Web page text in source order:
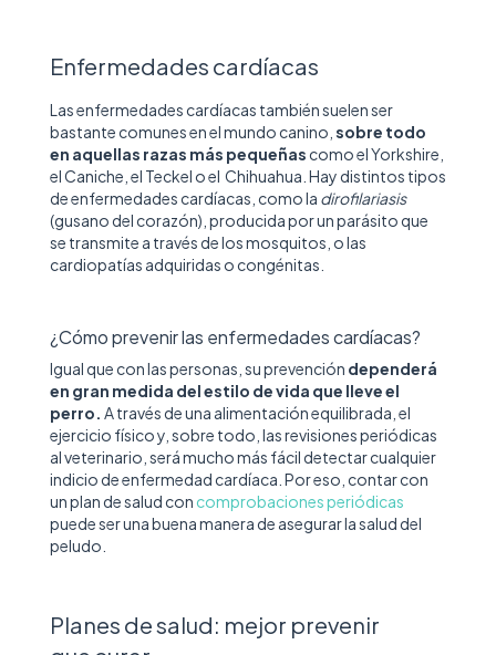
Enfermedades cardíacas
Las enfermedades cardíacas también suelen ser
bastante comunes en el mundo canino, sobre todo
en aquellas razas más pequeñas como el Yorkshire,
el Caniche, el Teckel o el Chihuahua. Hay distintos tipos
de enfermedades cardíacas, como la dirofilariasis
(gusano del corazón), producida por un parásito que
se transmite a través de los mosquitos, o las
cardiopatías adquiridas o congénitas.
¿Cómo prevenir las enfermedades cardíacas?
Igual que con las personas, su prevención dependerá
en gran medida del estilo de vida que lleve el
perro. A través de una alimentación equilibrada, el
ejercicio físico y, sobre todo, las revisiones periódicas
al veterinario, será mucho más fácil detectar cualquier
indicio de enfermedad cardíaca. Por eso, contar con
un plan de salud con comprobaciones periódicas
puede ser una buena manera de asegurar la salud del
peludo.
Planes de salud: mejor prevenir